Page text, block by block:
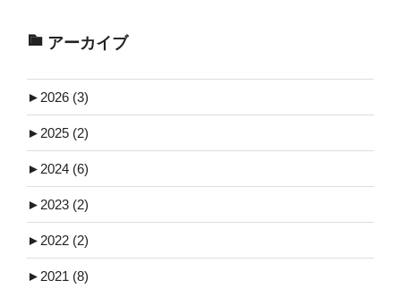
アーカイブ
► 2026 (3)
► 2025 (2)
► 2024 (6)
► 2023 (2)
► 2022 (2)
► 2021 (8)